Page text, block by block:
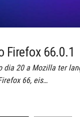
Firefox 66.0.1
dia 20 a Mozilla ter
66, eis…